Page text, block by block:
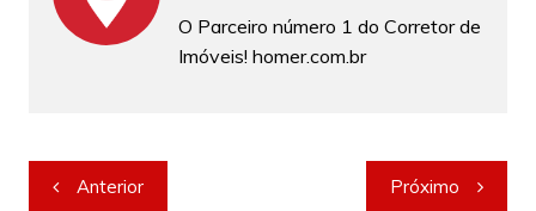
O Parceiro número 1 do Corretor de
Imóveis! homer.com.br
Navegação
Anterior Próximo